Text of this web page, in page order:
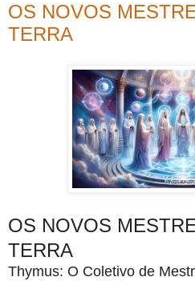
OS NOVOS
TERRA
OS NOVOS
TERRA
Thymus: O Coletivo de